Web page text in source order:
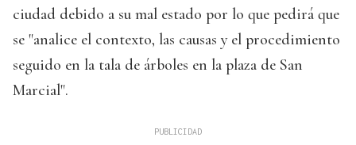
ciudad debido a su mal estado por lo que pedirá que
se "analice el contexto, las causas y el procedimiento
seguido en la tala de árboles en la plaza de San
Marcial".